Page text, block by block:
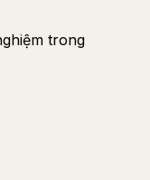
trong